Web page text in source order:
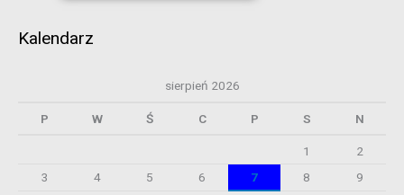
Kalendarz
sierpień 2026
P W Ś C P S N
1
2
3
4 5 6 7 8
9